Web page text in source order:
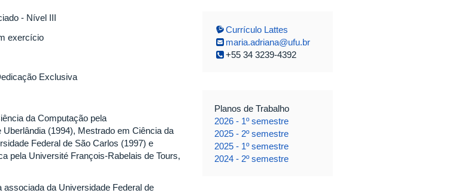
- Nível III
exercício
Exclusiva
da Computação pela
Uberlândia (1994), Mestrado em Ciência da
Federal de São Carlos (1997) e
pela Université François-Rabelais de Tours,
associada da Universidade Federal de
Currículo Lattes
maria.adriana@ufu.br
+55 34 3239-4392
Planos de Trabalho
2026 - 1º semestre
2025 - 2º semestre
2025 - 1º semestre
2024 - 2º semestre